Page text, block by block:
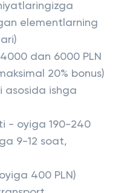
elementlarning
dan 6000 PLN
20% bonus)
asosida ishga
- oyiga 190-240
9-12 soat,
400 PLN)